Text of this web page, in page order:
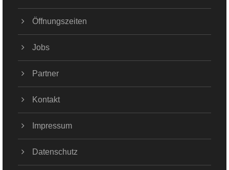
Öffnungszeiten
Jobs
Partner
Kontakt
Impressum
Datenschutz